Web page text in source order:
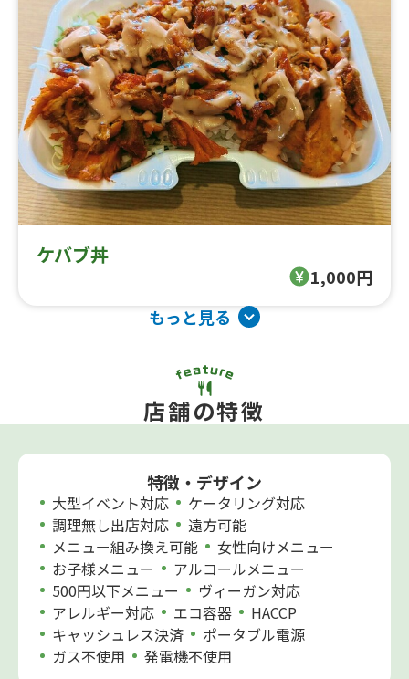
ケバブ丼
1,000円
もっと見る
店舗の特徴
特徴・デザイン
大型イベント対応
ケータリング対応
調理無し出店対応
遠方可能
メニュー組み換え可能
女性向けメニュー
お子様メニュー
アルコールメニュー
500円以下メニュー
ヴィーガン対応
アレルギー対応
エコ容器
HACCP
キャッシュレス決済
ポータブル電源
ガス不使用
発電機不使用